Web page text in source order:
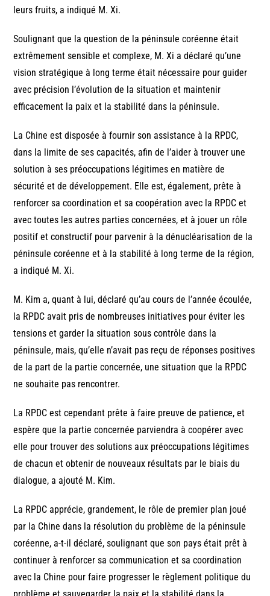
leurs fruits, a indiqué M. Xi.
Soulignant que la question de la péninsule coréenne était
extrêmement sensible et complexe, M. Xi a déclaré qu’une
vision stratégique à long terme était nécessaire pour guider
avec précision l’évolution de la situation et maintenir
efficacement la paix et la stabilité dans la péninsule.
La Chine est disposée à fournir son assistance à la RPDC,
dans la limite de ses capacités, afin de l’aider à trouver une
solution à ses préoccupations légitimes en matière de
sécurité et de développement. Elle est, également, prête à
renforcer sa coordination et sa coopération avec la RPDC et
avec toutes les autres parties concernées, et à jouer un rôle
positif et constructif pour parvenir à la dénucléarisation de la
péninsule coréenne et à la stabilité à long terme de la région,
a indiqué M. Xi.
M. Kim a, quant à lui, déclaré qu’au cours de l’année écoulée,
la RPDC avait pris de nombreuses initiatives pour éviter les
tensions et garder la situation sous contrôle dans la
péninsule, mais, qu’elle n’avait pas reçu de réponses positives
de la part de la partie concernée, une situation que la RPDC
ne souhaite pas rencontrer.
La RPDC est cependant prête à faire preuve de patience, et
espère que la partie concernée parviendra à coopérer avec
elle pour trouver des solutions aux préoccupations légitimes
de chacun et obtenir de nouveaux résultats par le biais du
dialogue, a ajouté M. Kim.
La RPDC apprécie, grandement, le rôle de premier plan joué
par la Chine dans la résolution du problème de la péninsule
coréenne, a-t-il déclaré, soulignant que son pays était prêt à
continuer à renforcer sa communication et sa coordination
avec la Chine pour faire progresser le règlement politique du